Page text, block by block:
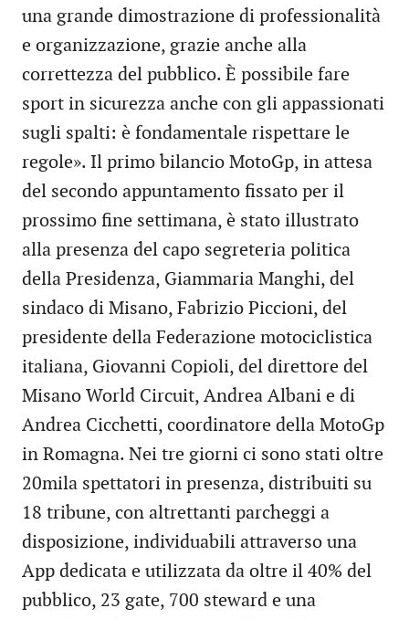
una grande dimostrazione di professionalità
e organizzazione, grazie anche alla
correttezza del pubblico. È possibile fare
sport in sicurezza anche con gli appassionati
sugli spalti: è fondamentale rispettare le
regole». Il primo bilancio MotoGp, in attesa
del secondo appuntamento fissato per il
prossimo fine settimana, è stato illustrato
alla presenza del capo segreteria politica
della Presidenza, Giammaria Manghi, del
sindaco di Misano, Fabrizio Piccioni, del
presidente della Federazione motociclistica
italiana, Giovanni Copioli, del direttore del
Misano World Circuit, Andrea Albani e di
Andrea Cicchetti, coordinatore della MotoGp
in Romagna. Nei tre giorni ci sono stati oltre
20mila spettatori in presenza, distribuiti su
18 tribune, con altrettanti parcheggi a
disposizione, individuabili attraverso una
App dedicata e utilizzata da oltre il 40% del
pubblico, 23 gate, 700 steward e una